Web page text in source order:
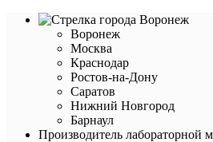
Воронеж
Воронеж
Москва
Краснодар
Ростов-на-Дону
Саратов
Нижний Новгород
Барнаул
Производитель лабораторной